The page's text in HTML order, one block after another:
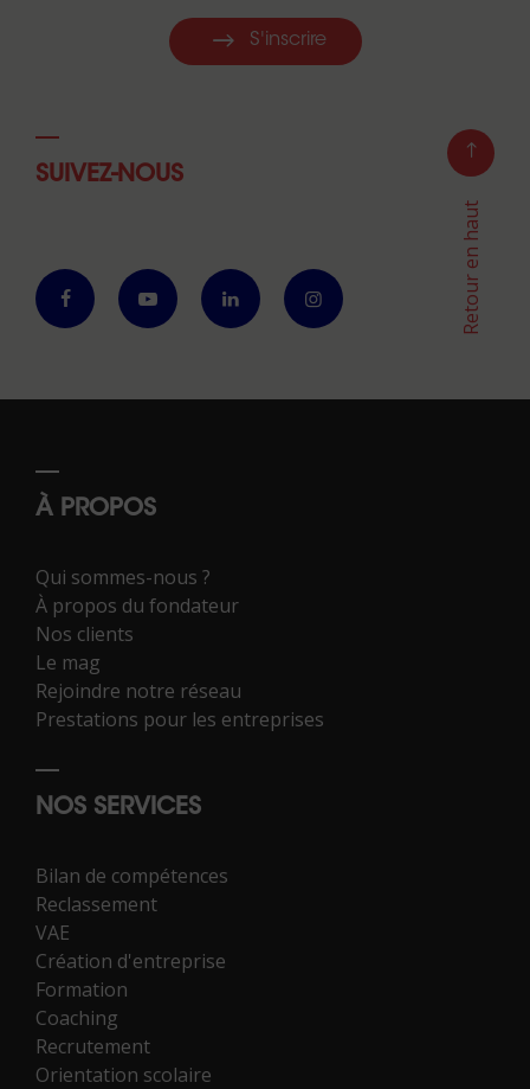
S'inscrire
SUIVEZ-NOUS
Retour en haut
À PROPOS
Qui sommes-nous ?
À propos du fondateur
Nos clients
Le mag
Rejoindre notre réseau
Prestations pour les entreprises
NOS SERVICES
Bilan de compétences
Reclassement
VAE
Création d'entreprise
Formation
Coaching
Recrutement
Orientation scolaire